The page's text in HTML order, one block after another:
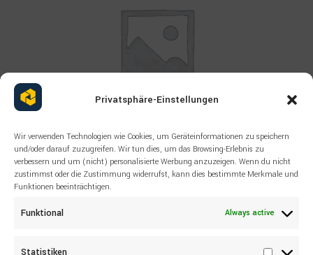
Privatsphäre-Einstellungen
Wir verwenden Technologien wie Cookies, um Geräteinformationen zu speichern
und/oder darauf zuzugreifen. Wir tun dies, um das Browsing-Erlebnis zu
verbessern und um (nicht) personalisierte Werbung anzuzeigen. Wenn du nicht
zustimmst oder die Zustimmung widerrufst, kann dies bestimmte Merkmale und
Funktionen beeinträchtigen.
Funktional Always active
Statistiken
Read more
ALL PRODUCTS,OTHERS,SANDVIK
SANDVIK 55009785 ASSEMBLY KIT